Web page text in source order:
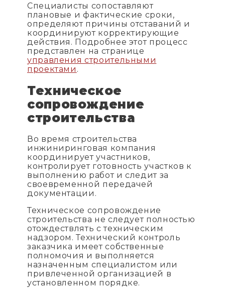
Специалисты сопоставляют
плановые и фактические сроки,
определяют причины отставаний и
координируют корректирующие
действия. Подробнее этот процесс
представлен на странице
управления строительными
проектами .
Техническое
сопровождение
строительства
Во время строительства
инжиниринговая компания
координирует участников,
контролирует готовность участков к
выполнению работ и следит за
своевременной передачей
документации.
Техническое сопровождение
строительства не следует полностью
отождествлять с техническим
надзором. Технический контроль
заказчика имеет собственные
полномочия и выполняется
назначенным специалистом или
привлеченной организацией в
установленном порядке.